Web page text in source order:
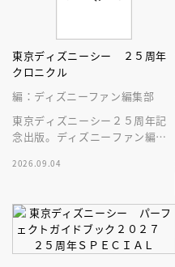
東京ディズニーシー ２５周年
クロニクル
編：ディズニーファン編集部
東京ディズニーシー２５周年記
念出版。ディズニーファン編集
したパークファン必見の２５年
2026.09.04